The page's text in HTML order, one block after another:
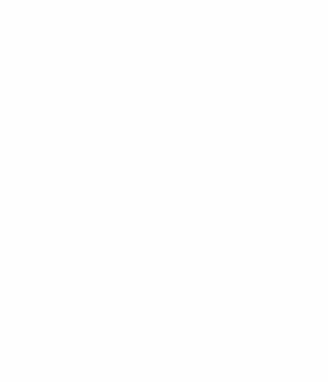
verso il mare di Salerno.
tutto l’anno, previa disponibilità della dimora, min.15 persone.
all’interno del calendario interattivo Villago.